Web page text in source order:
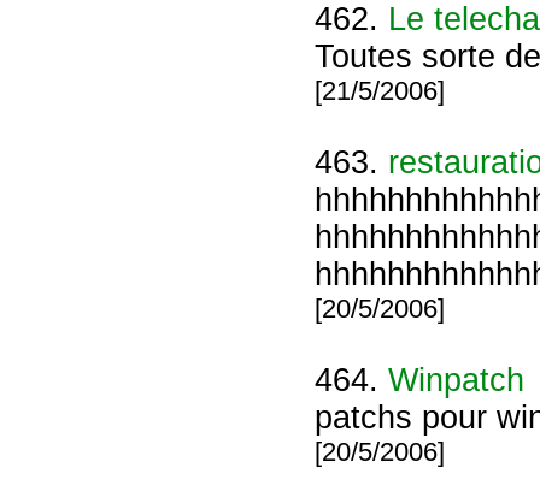
462. Le
Toutes sorte
[21/5/2006]
463.
[20/5/2006]
464. Winpatch
patchs pour
[20/5/2006]